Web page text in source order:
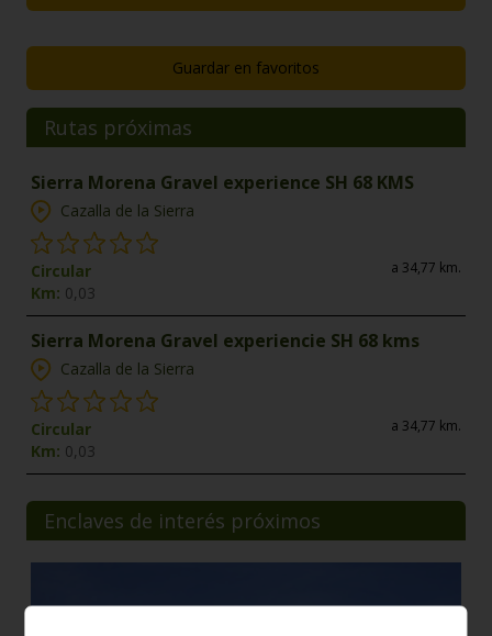
Guardar en favoritos
Rutas próximas
Sierra Morena Gravel experience SH 68 KMS
Cazalla de la Sierra
Circular
Km: 0,03
a 34,77 km.
Sierra Morena Gravel experiencie SH 68 kms
Cazalla de la Sierra
Circular
Km: 0,03
a 34,77 km.
Enclaves de interés próximos